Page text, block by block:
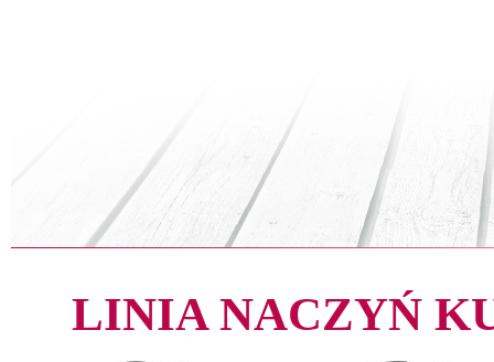
LINIA NACZYŃ